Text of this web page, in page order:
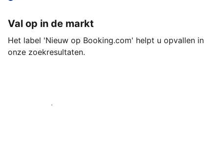
Val op in de markt
Het label 'Nieuw op Booking.com' helpt u opvallen in
onze zoekresultaten.
Begin vandaag nog